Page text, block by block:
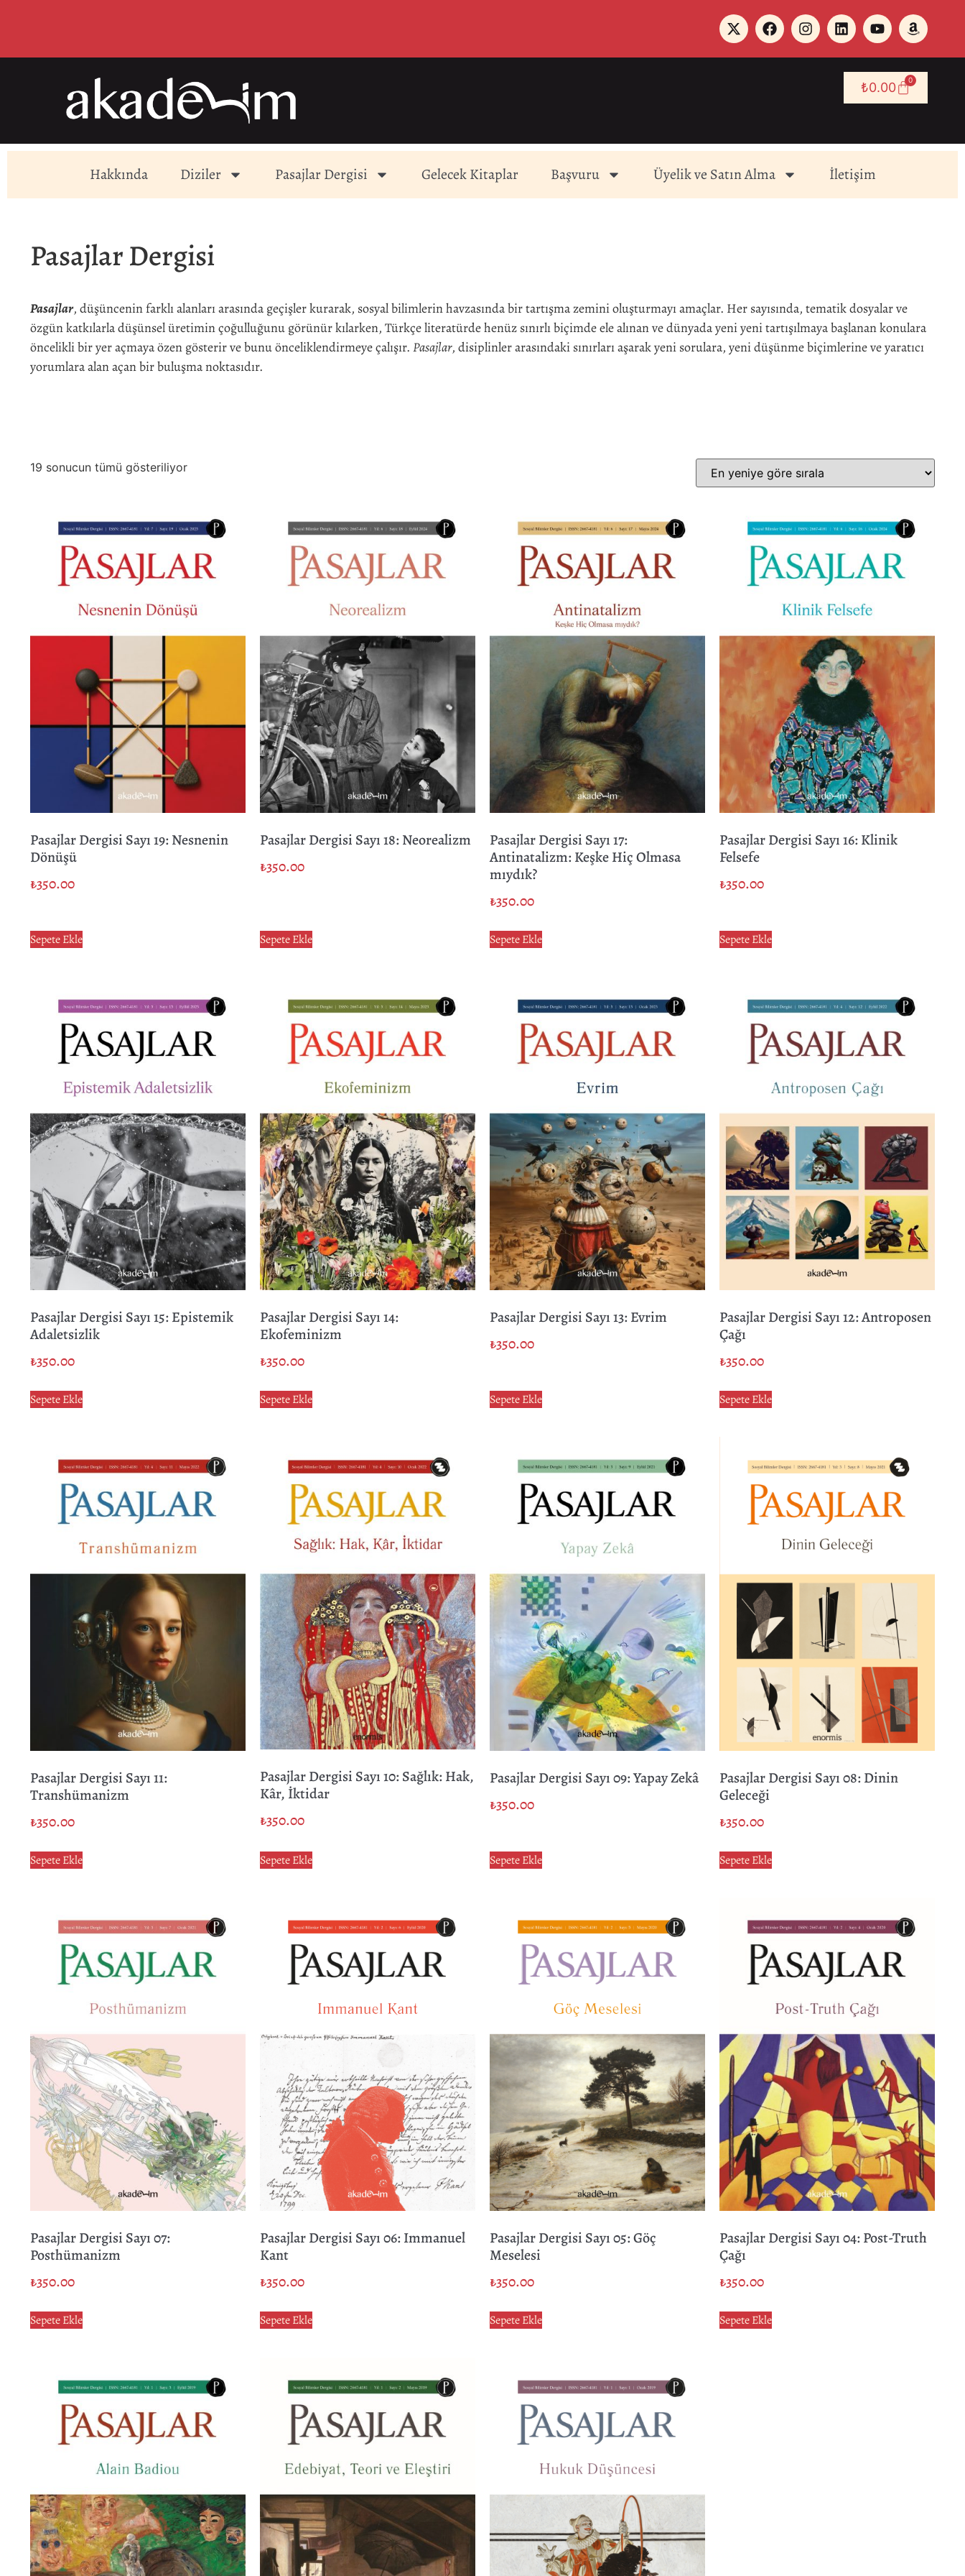
₺0.00 0
Hakkında Diziler Pasajlar Dergisi Gelecek Kitaplar Başvuru Üyelik ve Satın Alma İletişim
Pasajlar Dergisi
Pasajlar, düşüncenin farklı alanları arasında geçişler kurarak, sosyal bilimlerin havzasında bir tartışma zemini oluşturmayı amaçlar. Her sayısında, tematik dosyalar ve
özgün katkılarla düşünsel üretimin çoğulluğunu görünür kılarken, Türkçe literatürde henüz sınırlı biçimde ele alınan ve dünyada yeni yeni tartışılmaya başlanan konulara
öncelikli bir yer açmaya özen gösterir ve bunu önceliklendirmeye çalışır. Pasajlar, disiplinler arasındaki sınırları aşarak yeni sorulara, yeni düşünme biçimlerine ve yaratıcı
yorumlara alan açan bir buluşma noktasıdır.
19 sonucun tümü gösteriliyor
Pasajlar Dergisi Sayı 19: Nesnenin
Dönüşü
₺350.00
Sepete Ekle
Pasajlar Dergisi Sayı 18: Neorealizm
₺350.00
Sepete Ekle
Pasajlar Dergisi Sayı 17:
Antinatalizm: Keşke Hiç Olmasa
mıydık?
₺350.00
Sepete Ekle
Pasajlar Dergisi Sayı 16: Klinik
Felsefe
₺350.00
Sepete Ekle
Pasajlar Dergisi Sayı 15: Epistemik
Adaletsizlik
₺350.00
Sepete Ekle
Pasajlar Dergisi Sayı 14:
Ekofeminizm
₺350.00
Sepete Ekle
Pasajlar Dergisi Sayı 13: Evrim
₺350.00
Sepete Ekle
Pasajlar Dergisi Sayı 12: Antroposen
Çağı
₺350.00
Sepete Ekle
Pasajlar Dergisi Sayı 11:
Transhümanizm
₺350.00
Sepete Ekle
Pasajlar Dergisi Sayı 10: Sağlık: Hak,
Kâr, İktidar
₺350.00
Sepete Ekle
Pasajlar Dergisi Sayı 09: Yapay Zekâ
₺350.00
Sepete Ekle
Pasajlar Dergisi Sayı 08: Dinin
Geleceği
₺350.00
Sepete Ekle
Pasajlar Dergisi Sayı 07:
Posthümanizm
₺350.00
Sepete Ekle
Pasajlar Dergisi Sayı 06: Immanuel
Kant
₺350.00
Sepete Ekle
Pasajlar Dergisi Sayı 05: Göç
Meselesi
₺350.00
Sepete Ekle
Pasajlar Dergisi Sayı 04: Post-Truth
Çağı
₺350.00
Sepete Ekle